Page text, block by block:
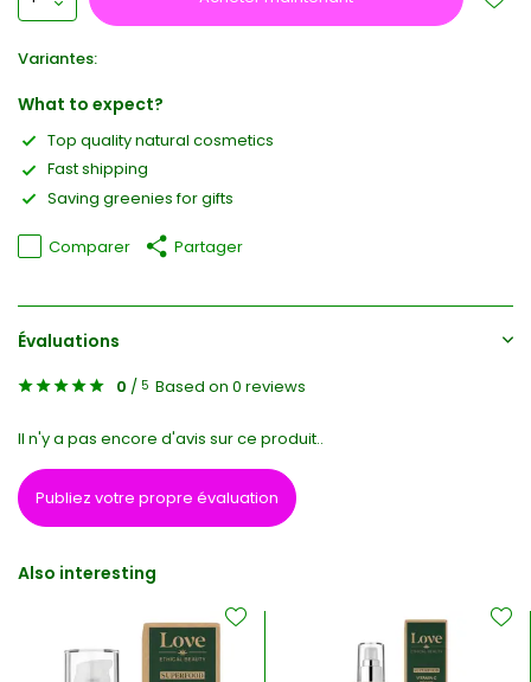
Variantes:
What to expect?
Top quality natural cosmetics
Fast shipping
Saving greenies for gifts
Comparer Partager
Évaluations
0 / 5 Based on 0 reviews
Il n'y a pas encore d'avis sur ce produit..
Publiez votre propre évaluation
Also interesting